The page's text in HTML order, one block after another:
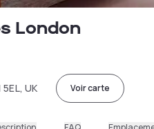
London
UK Voir carte